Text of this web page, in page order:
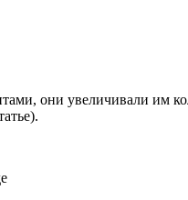
они увеличивали им